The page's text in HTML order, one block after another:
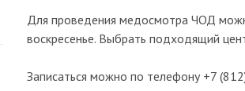
Для проведения медосмотра ЧОД
воскресенье. Выбрать подходящий
Записаться можно по телефону +7